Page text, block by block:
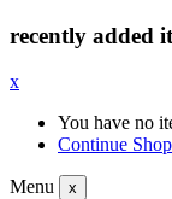
recently added
x
You have no
Continue
Menu x